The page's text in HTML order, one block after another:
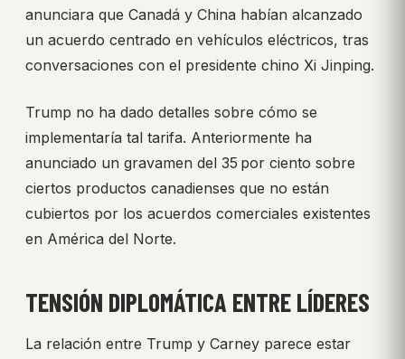
anunciara que Canadá y China habían alcanzado
un acuerdo centrado en vehículos eléctricos, tras
conversaciones con el presidente chino Xi Jinping.
Trump no ha dado detalles sobre cómo se
implementaría tal tarifa. Anteriormente ha
anunciado un gravamen del 35 por ciento sobre
ciertos productos canadienses que no están
cubiertos por los acuerdos comerciales existentes
en América del Norte.
TENSIÓN DIPLOMÁTICA ENTRE LÍDERES
La relación entre Trump y Carney parece estar